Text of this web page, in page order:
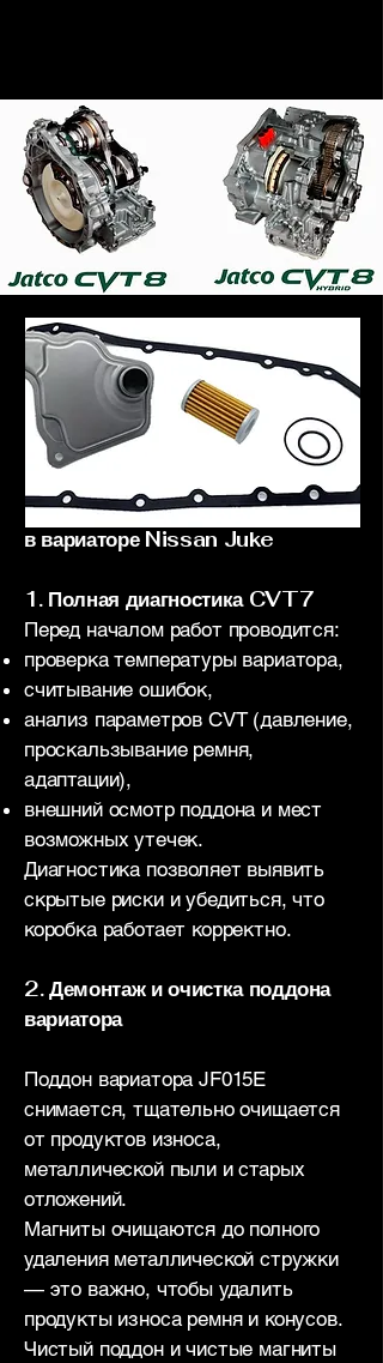
Как мы выполняем замену масла
в вариаторе Nissan Juke
1. Полная диагностика CVT7
Перед началом работ проводится:
проверка температуры вариатора,
считывание ошибок,
анализ параметров CVT (давление,
проскальзывание ремня,
адаптации),
внешний осмотр поддона и мест
возможных утечек.
Диагностика позволяет выявить
скрытые риски и убедиться, что
коробка работает корректно.
2. Демонтаж и очистка поддона
вариатора
Поддон вариатора JF015E
снимается, тщательно очищается
от продуктов износа,
металлической пыли и старых
отложений.
Магниты очищаются до полного
удаления металлической стружки
— это важно, чтобы удалить
продукты износа ремня и конусов.
Чистый поддон и чистые магниты